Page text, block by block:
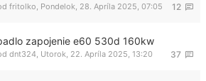
12
fritolko Pondelok, 28. Apríla 2025, 07:05
zapojenie e60 530d 160kw
37
dnt324 Utorok, 22. Apríla 2025, 13:20